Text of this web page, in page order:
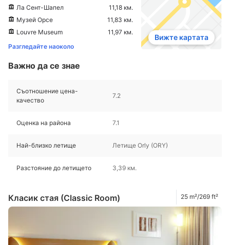
Ла Сент-Шапел
11,18 км.
Музей Орсе
11,83 км.
Louvre Museum
11,97 км.
Разгледайте наоколо
Вижте картата
Важно да се знае
Съотношение цена-
качество
7.2
Оценка на района 7.1
Най-близко летище Летище Orly (ORY)
Разстояние до летището 3,39 км.
Класик стая (Classic Room) 25 m²/269 ft²